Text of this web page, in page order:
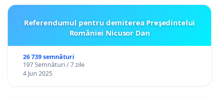
Referendumul pentru demiterea Preşedintelui
României Nicusor Dan
26 739 semnături
197 Semnături / 7 zile
4 Jun 2025